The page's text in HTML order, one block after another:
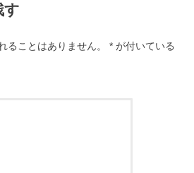
す
ることはありません。 * が付いている